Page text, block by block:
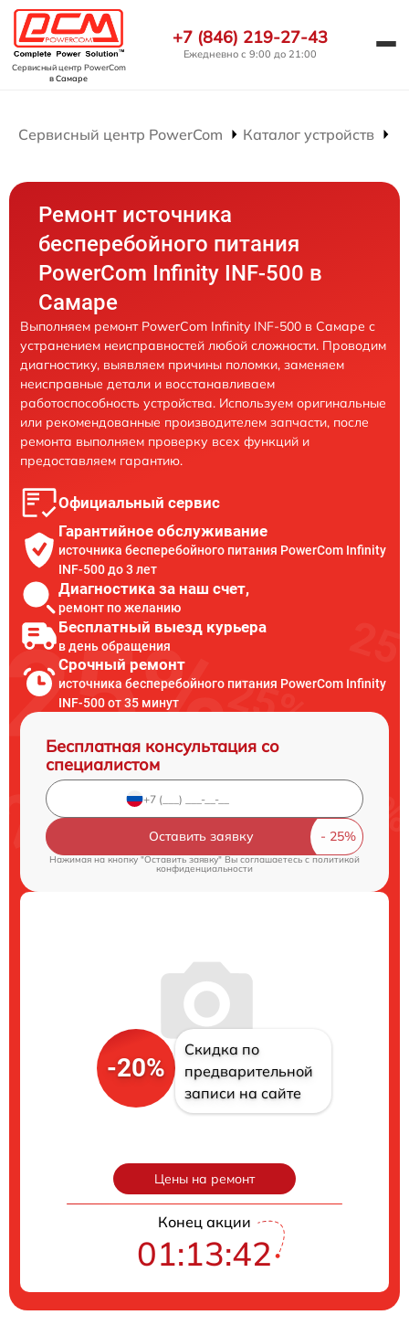
Сервисный центр PowerCom
в Самаре
+7 (846) 219-27-43
Ежедневно с 9:00 до 21:00
Сервисный центр PowerCom Каталог устройств
Ремонт источника
бесперебойного питания
PowerCom Infinity INF-500 в
Самаре
Выполняем ремонт PowerCom Infinity INF-500 в Самаре с
устранением неисправностей любой сложности. Проводим
диагностику, выявляем причины поломки, заменяем
неисправные детали и восстанавливаем
работоспособность устройства. Используем оригинальные
или рекомендованные производителем запчасти, после
ремонта выполняем проверку всех функций и
предоставляем гарантию.
Официальный сервис
Гарантийное обслуживание
источника бесперебойного питания PowerCom Infinity
INF-500 до 3 лет
Диагностика за наш счет,
ремонт по желанию
Бесплатный выезд курьера
в день обращения
Срочный ремонт
источника бесперебойного питания PowerCom Infinity
INF-500 от 35 минут
Бесплатная консультация со
специалистом
Оставить заявку
Нажимая на кнопку "Оставить заявку" Вы соглашаетесь cполитикой
конфиденциальности
-20%
Скидка по
предварительной
записи на сайте
Цены на ремонт
Конец акции
01:13:41